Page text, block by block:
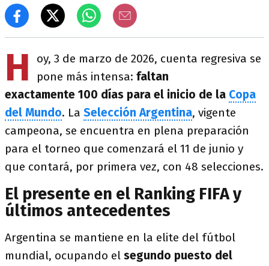
H
oy, 3 de marzo de 2026, cuenta regresiva se
pone más intensa: faltan
exactamente 100 días para el inicio de la Copa
del Mundo. La Selección Argentina, vigente
campeona, se encuentra en plena preparación
para el torneo que comenzará el 11 de junio y
que contará, por primera vez, con 48 selecciones.
El presente en el Ranking FIFA y
últimos antecedentes
Argentina se mantiene en la elite del fútbol
mundial, ocupando el segundo puesto del